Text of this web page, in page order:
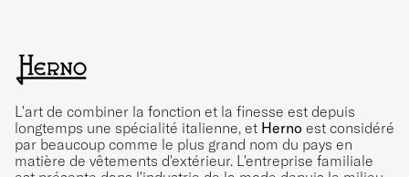
L'art de combiner la fonction et la finesse est depuis
longtemps une spécialité italienne, et Herno est considéré
par beaucoup comme le plus grand nom du pays en
matière de vêtements d'extérieur. L'entreprise familiale